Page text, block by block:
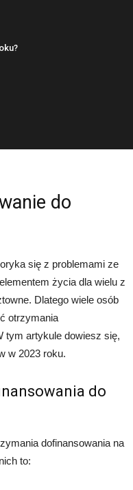
do
się z problemami ze
życia dla wielu z
Dlatego wiele osób
otrzymania
tym artykule dowiesz się,
w 2023 roku.
do
dofinansowania na
to: